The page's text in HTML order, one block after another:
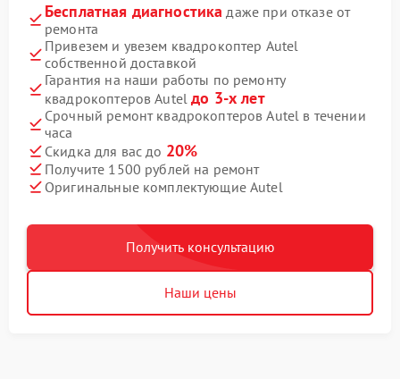
Бесплатная диагностика даже при отказе от
ремонта
Привезем и увезем квадрокоптер Autel
собственной доставкой
Гарантия на наши работы по ремонту
квадрокоптеров Autelдо 3-х лет
Срочный ремонт квадрокоптеров Autel в течении
часа
Скидка для вас до 20%
Получите 1500 рублей на ремонт
Оригинальные комплектующие Autel
Получить консультацию
Наши цены